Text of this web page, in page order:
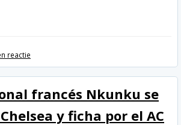
reactie
francés Nkunku se
y ficha por el AC